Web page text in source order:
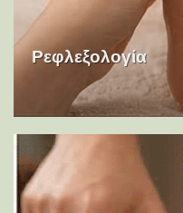
Ρεφλεξολογία